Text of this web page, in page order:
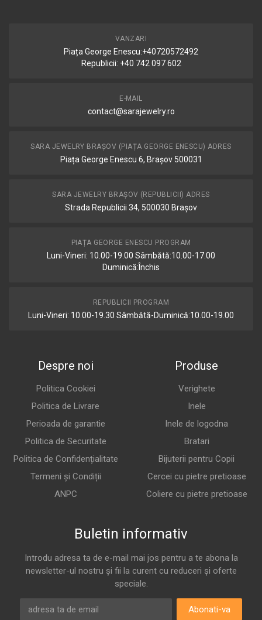
VANZARI
Piața George Enescu:+40720572492
Republicii: +40 742 097 602
E-MAIL
contact@sarajewelry.ro
SARA JEWELRY BRAȘOV (PIAȚA GEORGE ENESCU) ADRES
Piața George Enescu 6, Brașov 500031
SARA JEWELRY BRAȘOV (REPUBLICII) ADRES
Strada Republicii 34, 500030 Brașov
PIAȚA GEORGE ENESCU PROGRAM
Luni-Vineri: 10.00-19.00 Sâmbătă:10.00-17.00
Duminică:Închis
REPUBLICII PROGRAM
Luni-Vineri: 10.00-19.30 Sâmbătă-Duminică:10.00-19.00
Despre noi
Politica Cookiei
Politica de Livrare
Perioada de garantie
Politica de Securitate
Politica de Confidențialitate
Termeni și Condiții
ANPC
Produse
Verighete
Inele
Inele de logodna
Bratari
Bijuterii pentru Copii
Cercei cu pietre pretioase
Coliere cu pietre pretioase
Buletin informativ
Introdu adresa ta de e-mail mai jos pentru a te abona la
newsletter-ul nostru și fii la curent cu reduceri și oferte
speciale.
Abonati-va